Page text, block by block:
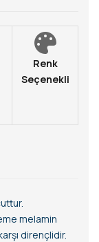
Renk
Seçenekli
melamin
dirençlidir.